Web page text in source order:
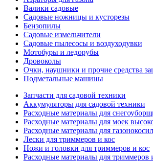
Валики садовые
Садовые ножницы и кусторезы
Бензопилы
Садовые измельчители
Садовые пылесосы и воздуходувки
Мотобуры и ледорубы
Дровоколы
Очки, наушники и прочие средства
Подметальные машины
Запчасти для садовой техники
Аккумуляторы для садовой техники
Расходные материалы для
Расходные материалы для моек
Расходные материалы для
Лески для триммеров и кос
Ножи и головки для триммеров и кос
Расходные материалы для триммеров